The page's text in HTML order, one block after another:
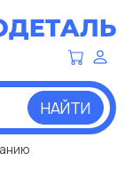
НАЙТИ